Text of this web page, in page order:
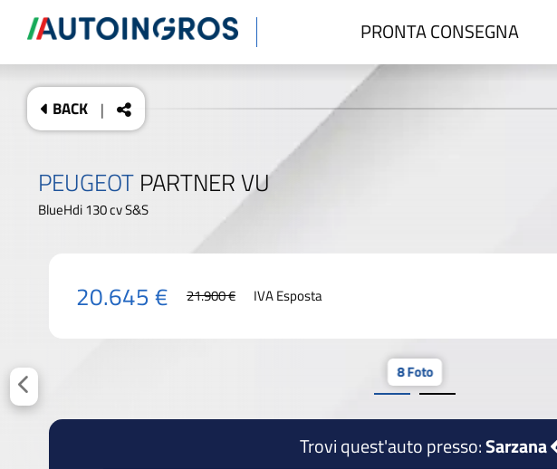
PRONTA CONSEGNA
BACK |
PEUGEOT PARTNER VU
BlueHdi 130 cv S&S
20.645 € 21.900 € IVA Esposta
8 Foto
Trovi quest'auto presso:Sarzana